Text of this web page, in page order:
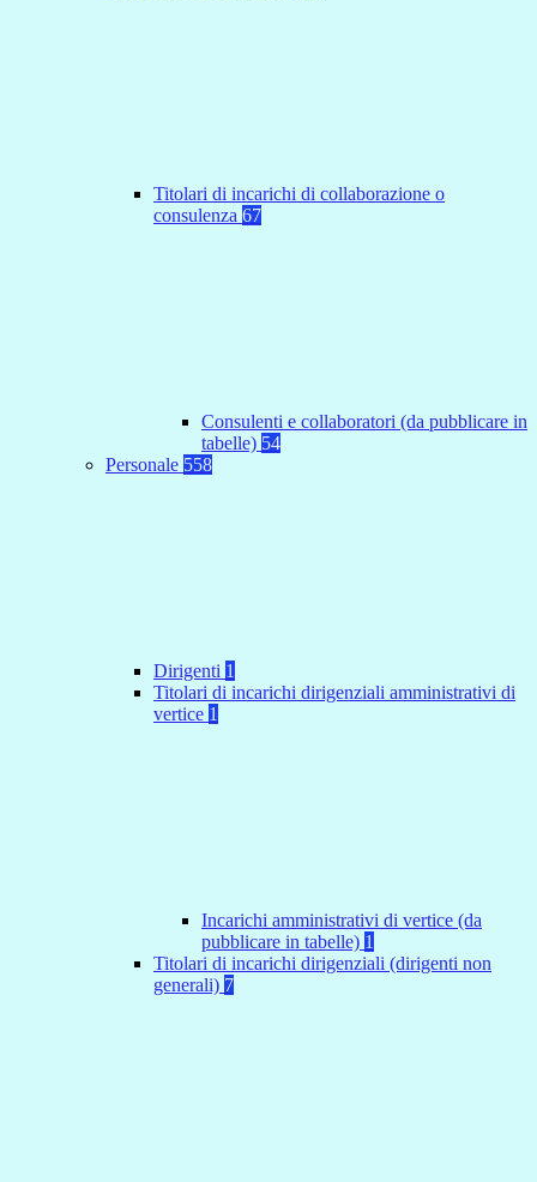
Titolari di incarichi di collaborazione o
consulenza 67
Consulenti e collaboratori (da pubblicare in
tabelle) 54
Personale 558
Dirigenti 1
Titolari di incarichi dirigenziali amministrativi di
vertice 1
Incarichi amministrativi di vertice (da
pubblicare in tabelle) 1
Titolari di incarichi dirigenziali (dirigenti non
generali) 7